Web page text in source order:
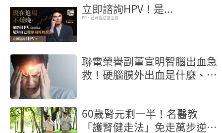
立即諮詢HPV！是...
PR・台灣癌症基金會
聯電榮譽副董宣明智腦出血急
救！硬腦膜外出血是什麼、症
60歲腎元剩一半！名醫教
「護腎健走法」免走萬步逆轉